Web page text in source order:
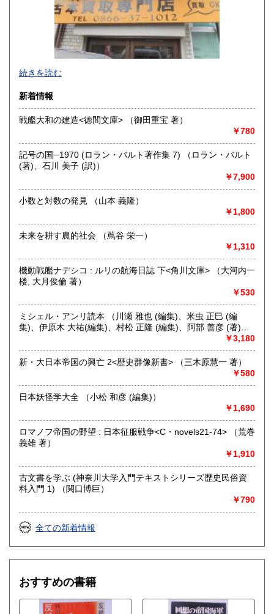
300円 福岡県
300円 長崎県
熊本県
宮崎県
沖縄県 300円
不死鳥BOOKSでは、書籍だけでなくCD、DVD、レコード、
ゲーム、おもちゃ、骨董品まであらゆるものの買い取りがで
にお問い合わせください。出張費は、無料です。
沿線名：伯備線・桃太郎線(吉備線)
営業時間：9時から17時
定休日：年中無休
不死鳥BOOKSでは、書籍だけでなくCD、DVD、レコード、
ゲーム、おもちゃ、骨董品まであらゆるものの買い取りがで
にお問い合わせください。出張費は、無料です。
取り扱い分野
哲学宗教、歴史、社会科学、自然科学、美術工芸、趣味、外
国書、サブカルチャー、古書一般（その他）
続きを読む
新着情報
戦艦大和の建造<徳間文庫> （御田重宝 著）
￥780
記号の国─1970 (ロラン・バルト著作集 7) （ロラン・バルト
(著)、石川 美子 (訳)）
￥7,900
小数と対数の発見 （山本 義隆）
￥1,800
未来を耕す農的社会 （蔦谷 栄一）
￥1,310
機動戦艦ナデシコ : ルリの航海日誌 下<角川文庫> （大河内一
楼, 大月俊倫 著）
￥530
ミシェル・アンリ読本 （川瀬 雅也 (編集)、米虫 正巳 (編
集)、伊原木 大祐(編集)、村松 正隆 (編集)、阿部 善彦 (著)、
上野 修(著)、水野 浩二 (著)、景山 洋平 (著)、服部 敬弘(著)、
他）
￥3,180
新・大日本帝国の興亡 2<歴史群像新書> （三木原慧一 著）
￥580
日本妖怪学大全 （小松 和彦 (編集)）
￥1,690
ロマノフ帝国の野望 : 日本征服戦争<C・novels21-74> （荒巻
義雄 著）
￥1,910
古文書を学ぶ (神奈川大学入門テキストシリーズ歴史民俗資
料入門 1) （関口博巨）
￥790
全ての新着情報
おすすめの書籍